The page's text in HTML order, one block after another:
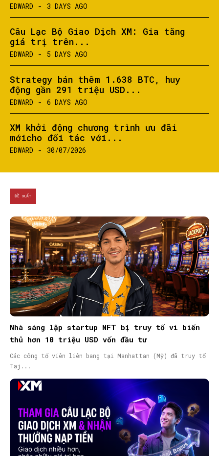
EDWARD - 3 DAYS AGO
Câu Lạc Bộ Giao Dịch XM: Gia tăng
giá trị trên...
EDWARD - 5 DAYS AGO
Strategy bán thêm 1.638 BTC, huy
động gần 291 triệu USD...
EDWARD - 6 DAYS AGO
XM khởi động chương trình ưu đãi
mớicho đối tác với...
EDWARD - 30/07/2026
ĐỀ XUẤT
Nhà sáng lập startup NFT bị truy tố vì biển
thủ hơn 10 triệu USD vốn đầu tư
Các công tố viên liên bang tại Manhattan (Mỹ) đã truy tố
Taj...